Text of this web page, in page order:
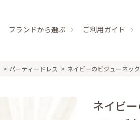
ブランドから選ぶ ご利用ガイド
パーティードレス ネイビーのビジューネッ
ネイビ